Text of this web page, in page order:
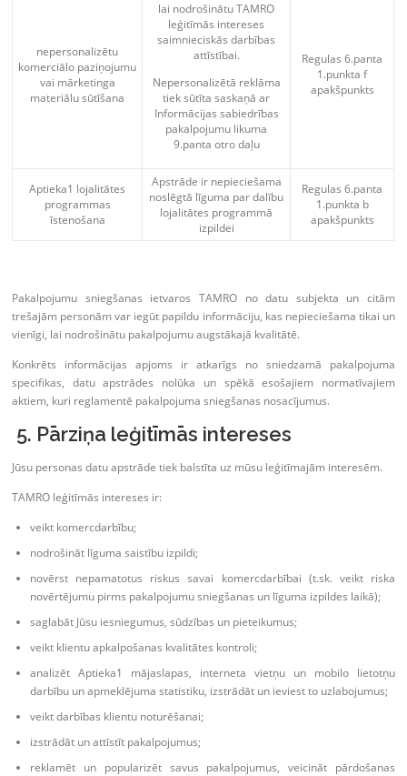
nepersonalizētu
komerciālo paziņojumu
vai mārketinga
materiālu sūtīšana
lai nodrošinātu TAMRO
leģitīmās intereses
saimnieciskās darbības
attīstībai.
Nepersonalizētā reklāma
tiek sūtīta saskaņā ar
Informācijas sabiedrības
pakalpojumu likuma
9.panta otro daļu
Regulas 6.panta
1.punkta f
apakšpunkts
Aptieka1 lojalitātes
programmas
īstenošana
Apstrāde ir nepieciešama
noslēgtā līguma par dalību
lojalitātes programmā
izpildei
Regulas 6.panta
1.punkta b
apakšpunkts
Pakalpojumu sniegšanas ietvaros TAMRO no datu subjekta un citām
trešajām personām var iegūt papildu informāciju, kas nepieciešama tikai un
vienīgi, lai nodrošinātu pakalpojumu augstākajā kvalitātē.
Konkrēts informācijas apjoms ir atkarīgs no sniedzamā pakalpojuma
specifikas, datu apstrādes nolūka un spēkā esošajiem normatīvajiem
aktiem, kuri reglamentē pakalpojuma sniegšanas nosacījumus.
5. Pārziņa leģitīmās intereses
Jūsu personas datu apstrāde tiek balstīta uz mūsu leģitīmajām interesēm.
TAMRO leģitīmās intereses ir:
veikt komercdarbību;
nodrošināt līguma saistību izpildi;
novērst nepamatotus riskus savai komercdarbībai (t.sk. veikt riska
novērtējumu pirms pakalpojumu sniegšanas un līguma izpildes laikā);
saglabāt Jūsu iesniegumus, sūdzības un pieteikumus;
veikt klientu apkalpošanas kvalitātes kontroli;
analizēt Aptieka1 mājaslapas, interneta vietņu un mobilo lietotņu
darbību un apmeklējuma statistiku, izstrādāt un ieviest to uzlabojumus;
veikt darbības klientu noturēšanai;
izstrādāt un attīstīt pakalpojumus;
reklamēt un popularizēt savus pakalpojumus, veicināt pārdošanas